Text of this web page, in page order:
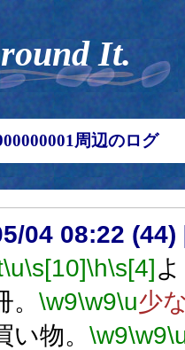
It.
周辺のログ
04 08:22 (44)
\u\s[10]\h\s[4]
。 \w9\w9\u少
い物。 \w9\w9